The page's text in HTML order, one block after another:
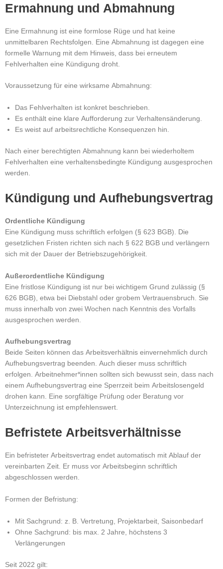
Ermahnung und Abmahnung
Eine Ermahnung ist eine formlose Rüge und hat keine
unmittelbaren Rechtsfolgen. Eine Abmahnung ist dagegen eine
formelle Warnung mit dem Hinweis, dass bei erneutem
Fehlverhalten eine Kündigung droht.
Voraussetzung für eine wirksame Abmahnung:
Das Fehlverhalten ist konkret beschrieben.
Es enthält eine klare Aufforderung zur Verhaltensänderung.
Es weist auf arbeitsrechtliche Konsequenzen hin.
Nach einer berechtigten Abmahnung kann bei wiederholtem
Fehlverhalten eine verhaltensbedingte Kündigung ausgesprochen
werden.
Kündigung und Aufhebungsvertrag
Ordentliche Kündigung
Eine Kündigung muss schriftlich erfolgen (§ 623 BGB). Die
gesetzlichen Fristen richten sich nach § 622 BGB und verlängern
sich mit der Dauer der Betriebszugehörigkeit.
Außerordentliche Kündigung
Eine fristlose Kündigung ist nur bei wichtigem Grund zulässig (§
626 BGB), etwa bei Diebstahl oder grobem Vertrauensbruch. Sie
muss innerhalb von zwei Wochen nach Kenntnis des Vorfalls
ausgesprochen werden.
Aufhebungsvertrag
Beide Seiten können das Arbeitsverhältnis einvernehmlich durch
Aufhebungsvertrag beenden. Auch dieser muss schriftlich
erfolgen. Arbeitnehmer*innen sollten sich bewusst sein, dass nach
einem Aufhebungsvertrag eine Sperrzeit beim Arbeitslosengeld
drohen kann. Eine sorgfältige Prüfung oder Beratung vor
Unterzeichnung ist empfehlenswert.
Befristete Arbeitsverhältnisse
Ein befristeter Arbeitsvertrag endet automatisch mit Ablauf der
vereinbarten Zeit. Er muss vor Arbeitsbeginn schriftlich
abgeschlossen werden.
Formen der Befristung:
Mit Sachgrund: z. B. Vertretung, Projektarbeit, Saisonbedarf
Ohne Sachgrund: bis max. 2 Jahre, höchstens 3
Verlängerungen
Seit 2022 gilt: